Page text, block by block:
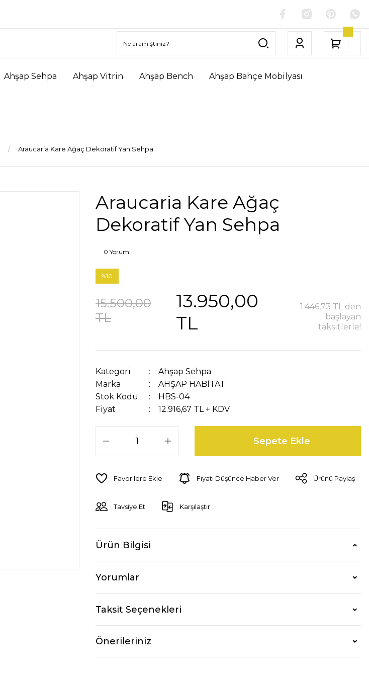
Ahşap Sehpa Ahşap Vitrin Ahşap Bench Ahşap Bahçe Mobilyası
Araucaria Kare Ağaç Dekoratif Yan Sehpa
Araucaria Kare Ağaç
Dekoratif Yan Sehpa
0 Yorum
%10
15.500,00
TL
13.950,00
TL
1.446,73 TL den
başlayan
taksitlerle!
Kategori
Ahşap Sehpa
Marka
AHŞAP HABİTAT
Stok Kodu
HBS-04
Fiyat
12.916,67 TL + KDV
Sepete Ekle
Fiyatı Düşünce Haber Ver Ürünü Paylaş
Tavsiye Et Karşılaştır
Ürün Bilgisi
Yorumlar
Taksit Seçenekleri
Önerileriniz